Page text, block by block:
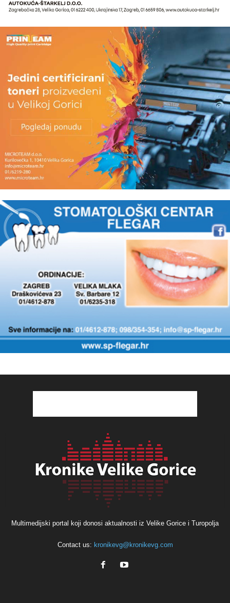
Multimedijski portal koji donosi aktualnosti iz Velike Gorice i Turopolja
Contact us: kronikevg@kronikevg.com